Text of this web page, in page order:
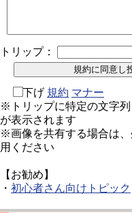
トリップ：
下げ 規約 マナー
※トリップに特定の文字
が表示されます
※画像を共有する場合は
用ください
【お勧め】
・ 初心者さん向けトピック